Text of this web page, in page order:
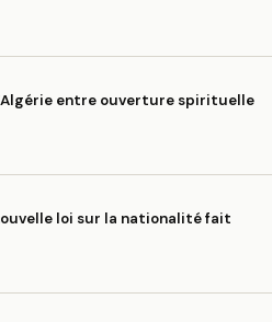
entre ouverture spirituelle
loi sur la nationalité fait